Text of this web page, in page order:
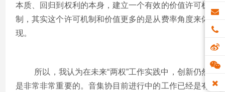
本质、回归到权利的本身，建立一个有效的价值许可机
制，其实这个许可机制和价值更多的是从费率角度来体
现。
所以，我认为在未来“两权”工作实践中，创新仍然
是非常非常重要的。音集协目前进行中的工作已经是有